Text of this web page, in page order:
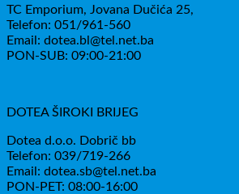
TC Emporium, Jovana Dučića 25,
Telefon: 051/961-560
Email: dotea.bl@tel.net.ba
PON-SUB: 09:00-21:00
DOTEA ŠIROKI BRIJEG
Dotea d.o.o. Dobrič bb
Telefon: 039/719-266
Email: dotea.sb@tel.net.ba
PON-PET: 08:00-16:00